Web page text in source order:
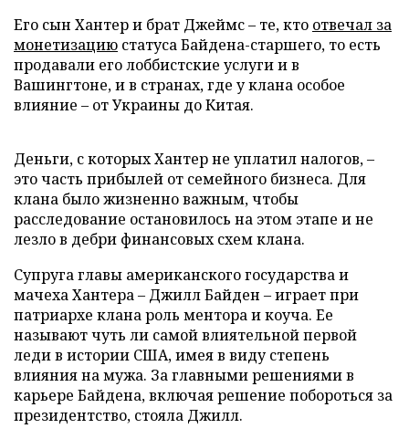
Его сын Хантер и брат Джеймс – те, кто отвечал за
монетизацию статуса Байдена-старшего, то есть
продавали его лоббистские услуги и в
Вашингтоне, и в странах, где у клана особое
влияние – от Украины до Китая.
Деньги, с которых Хантер не уплатил налогов, –
это часть прибылей от семейного бизнеса. Для
клана было жизненно важным, чтобы
расследование остановилось на этом этапе и не
лезло в дебри финансовых схем клана.
Супруга главы американского государства и
мачеха Хантера – Джилл Байден – играет при
патриархе клана роль ментора и коуча. Ее
называют чуть ли самой влиятельной первой
леди в истории США, имея в виду степень
влияния на мужа. За главными решениями в
карьере Байдена, включая решение побороться за
президентство, стояла Джилл.